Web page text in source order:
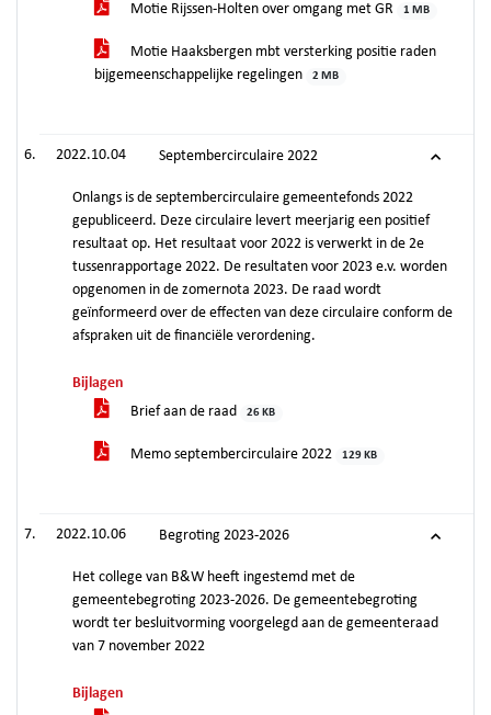
Motie Rijssen-Holten over omgang met GR 1 MB
Motie Haaksbergen mbt versterking positie raden
bijgemeenschappelijke regelingen
2 MB
2022.10.04 Septembercirculaire 2022
Onlangs is de septembercirculaire gemeentefonds 2022
gepubliceerd. Deze circulaire levert meerjarig een positief
resultaat op. Het resultaat voor 2022 is verwerkt in de 2e
tussenrapportage 2022. De resultaten voor 2023 e.v. worden
opgenomen in de zomernota 2023. De raad wordt
geïnformeerd over de effecten van deze circulaire conform de
afspraken uit de financiële verordening.
Bijlagen
Brief aan de raad
26 KB
Memo septembercirculaire 2022 129 KB
2022.10.06 Begroting 2023-2026
Het college van B&W heeft ingestemd met de
gemeentebegroting 2023-2026. De gemeentebegroting
wordt ter besluitvorming voorgelegd aan de gemeenteraad
van 7 november 2022
Bijlagen